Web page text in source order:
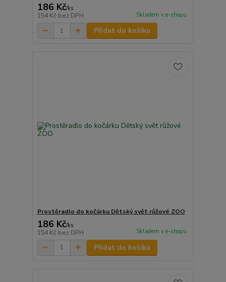
186 Kč/ks
154 Kč bez DPH Skladem v e-shopu
Přidat do košíku
Prostěradlo do kočárku Dětský svět růžové ZOO
186 Kč/ks
154 Kč bez DPH Skladem v e-shopu
Přidat do košíku